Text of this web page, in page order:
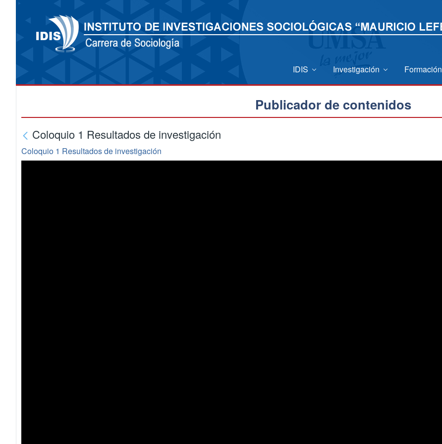
IDIS Investigación Formación
Publicador de contenidos
Coloquio 1 Resultados de investigación
Coloquio 1 Resultados de investigación